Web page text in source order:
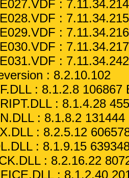
:
:
:
:
:
: 8.2.10.102
: 8.1.2.8
: 8.1.4.28
: 8.1.8.2
: 8.2.5.12
: 8.1.9.15
: 8.2.16.22
: 8.1.2.40